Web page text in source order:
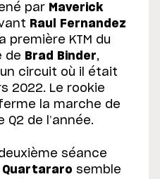
par Maverick
Raul Fernandez
première KTM du
de Brad Binder,
circuit où il était
2022. Le rookie
la marche de
de l’année.
séance
Quartararo semble